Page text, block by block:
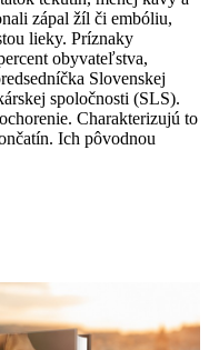
zápal žíl či embóliu,
lieky. Príznaky
obyvateľstva,
Slovenskej
spoločnosti (SLS).
Charakterizujú to
Ich pôvodnou